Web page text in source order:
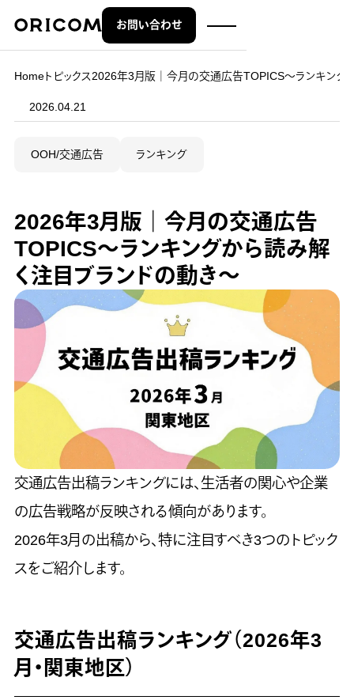
株式会社オリコム ORICOM CO.,LTD.
お問い合わせ
Homeトピックス 2026年3月版｜今月の交通広告TOPICS～ランキング
2026.04.21
OOH/交通広告 ランキング
2026年3月版｜今月の交通広告
TOPICS～ランキングから読み解
く注目ブランドの動き～
交通広告出稿ランキングには、生活者の関心や企業
の広告戦略が反映される傾向があります。
2026年3月の出稿から、特に注目すべき3つのトピック
スをご紹介します。
交通広告出稿ランキング（2026年3
月・関東地区）